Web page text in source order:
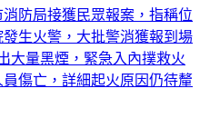
防局接獲民眾報案，指稱位
生火警，大批警消獲報到場
大量黑煙，緊急入內撲救火
傷亡，詳細起火原因仍待釐